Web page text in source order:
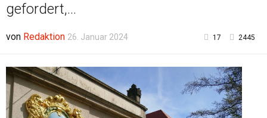
gefordert,...
von Redaktion 26. Januar 2024 17 2445